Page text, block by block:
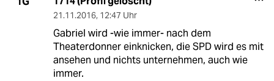
21.11.2016, 12:47 Uhr
Gabriel wird -wie immer- nach dem
Theaterdonner einknicken, die SPD wird es mit
ansehen und nichts unternehmen, auch wie
immer.